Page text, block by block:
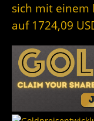
sich mit einem
auf 1724,09